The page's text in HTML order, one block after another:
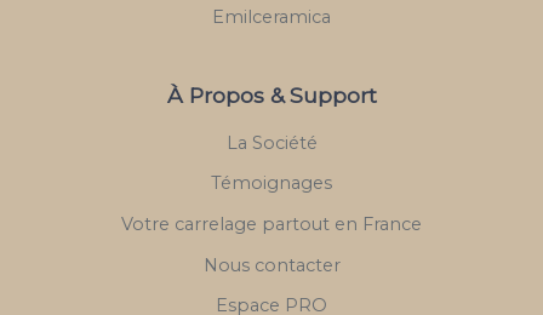
Emilceramica
À Propos & Support
La Société
Témoignages
Votre carrelage partout en France
Nous contacter
Espace PRO